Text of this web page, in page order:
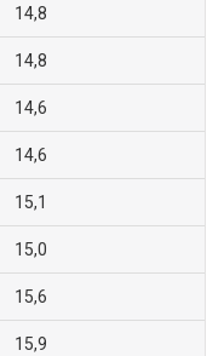
14,8
14,8
14,6
14,6
15,1
15,0
15,6
15,9